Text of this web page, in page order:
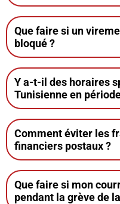
Que faire si un
bloqué ?
Y a-t-il des horaires
Tunisienne en
Comment éviter les
financiers postaux ?
Que faire si mon
pendant la grève de